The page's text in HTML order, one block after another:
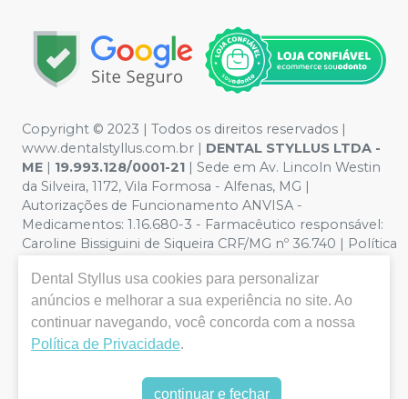
Copyright © 2023 | Todos os direitos reservados |
www.dentalstyllus.com.br | DENTAL STYLLUS LTDA -
ME
19.993.128/0001-21 | Sede em Av. Lincoln Westin
da Silveira, 1172, Vila Formosa - Alfenas, MG |
Autorizações de Funcionamento ANVISA -
Medicamentos: 1.16.680-3 - Farmacêutico responsável:
Caroline Bissiguini de Siqueira CRF/MG nº 36.740 | Política
ilustrativas - Os preços e condições da loja virtual estão
sujeitos a alterações. Em caso de divergência de preços
no site, o valor válido é o do Carrinho de Compra. Não
vendemos por atacado, por isso nos reservamos o
Dental Styllus usa cookies para personalizar
anúncios e melhorar a sua experiência no site. Ao
continuar navegando, você concorda com a nossa
Política de Privacidade.
continuar e fechar